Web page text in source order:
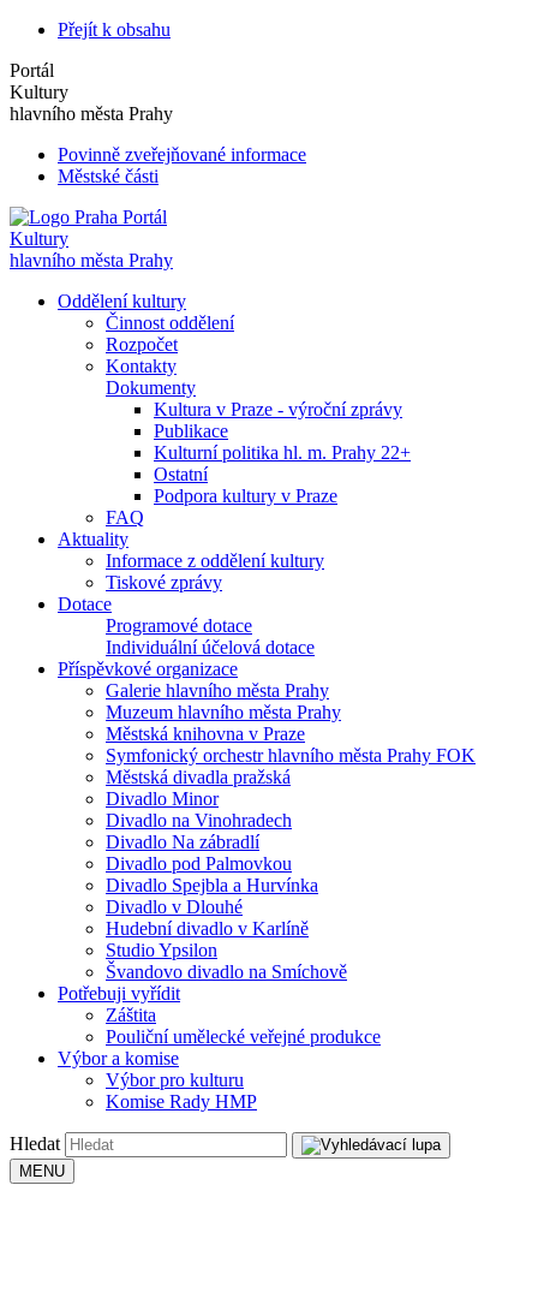
Přejít k obsahu
Portál
Kultury
hlavního města Prahy
Povinně zveřejňované informace
Městské části
Portál
Kultury
hlavního města Prahy
Oddělení kultury
Činnost oddělení
Rozpočet
Kontakty
Dokumenty
Kultura v Praze - výroční zprávy
Publikace
Kulturní politika hl. m. Prahy 22+
Ostatní
Podpora kultury v Praze
FAQ
Aktuality
Informace z oddělení kultury
Tiskové zprávy
Dotace
Programové dotace
Individuální účelová dotace
Příspěvkové organizace
Galerie hlavního města Prahy
Muzeum hlavního města Prahy
Městská knihovna v Praze
Symfonický orchestr hlavního města Prahy FOK
Městská divadla pražská
Divadlo Minor
Divadlo na Vinohradech
Divadlo Na zábradlí
Divadlo pod Palmovkou
Divadlo Spejbla a Hurvínka
Divadlo v Dlouhé
Hudební divadlo v Karlíně
Studio Ypsilon
Švandovo divadlo na Smíchově
Potřebuji vyřídit
Záštita
Pouliční umělecké veřejné produkce
Výbor a komise
Výbor pro kulturu
Komise Rady HMP
Hledat
MENU